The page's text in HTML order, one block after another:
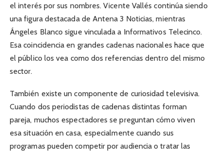
el interés por sus nombres. Vicente Vallés continúa siendo
una figura destacada de Antena 3 Noticias, mientras
Ángeles Blanco sigue vinculada a Informativos Telecinco.
Esa coincidencia en grandes cadenas nacionales hace que
el público los vea como dos referencias dentro del mismo
sector.
También existe un componente de curiosidad televisiva.
Cuando dos periodistas de cadenas distintas forman
pareja, muchos espectadores se preguntan cómo viven
esa situación en casa, especialmente cuando sus
programas pueden competir por audiencia o tratar las